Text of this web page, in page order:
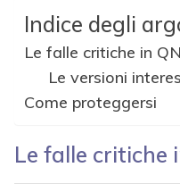
Indice degli
Le falle critiche in
Le versioni
Come proteggersi
Le falle critiche